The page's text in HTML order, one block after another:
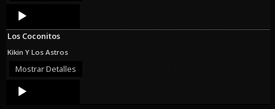
Audio
Player
Los Coconitos
Kikin Y Los Astros
Mostrar Detalles
Audio
Player